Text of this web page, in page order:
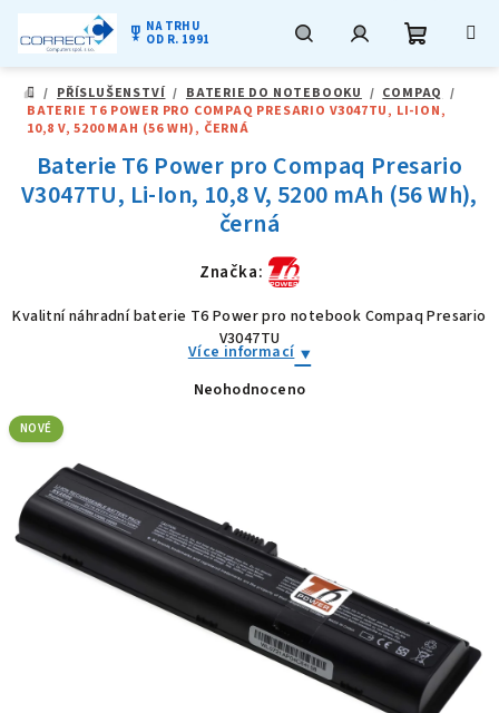
obsah
military_tech NA TRHU
OD R. 1991
DOMŮ
/ PŘÍSLUŠENSTVÍ / BATERIE DO NOTEBOOKU / COMPAQ /
BATERIE T6 POWER PRO COMPAQ PRESARIO V3047TU, LI-ION,
10,8 V, 5200 MAH (56 WH), ČERNÁ
Baterie T6 Power pro Compaq Presario
V3047TU, Li-Ion, 10,8 V, 5200 mAh (56 Wh),
černá
Značka:
Kvalitní náhradní baterie T6 Power pro notebook Compaq Presario
V3047TU
Více informací
Průměrné
Neohodnoceno
NOVÉ